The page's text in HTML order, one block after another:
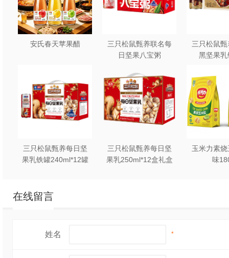
5.”吉滋芬“一种新型
愈加饱满圆润，耐
味散失和衰减。
公司致力于肉制品
取”的经营理念，坚
技术服务。选择我
司全体员工热忱欢
安氏春天苹果醋
三只松鼠甄养联名每
日坚果八宝粥
三只松鼠
黑坚果乳
三只松鼠甄养每日坚
果乳铁罐240ml*12罐
三只松鼠甄养每日坚
果乳250ml*12盒礼盒
玉米力素
味
在线留言
姓名 *